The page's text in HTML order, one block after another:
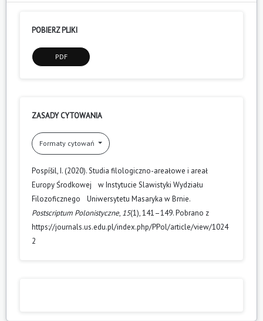
POBIERZ PLIKI
PDF
ZASADY CYTOWANIA
Formaty cytowań
Pospíšil, I. (2020). Studia filologiczno-areałowe i areał
Europy Środkowej w Instytucie Slawistyki Wydziału
Filozoficznego Uniwersytetu Masaryka w Brnie.
Postscriptum Polonistyczne, 15(1), 141–149. Pobrano z
https://journals.us.edu.pl/index.php/PPol/article/view/1024
2